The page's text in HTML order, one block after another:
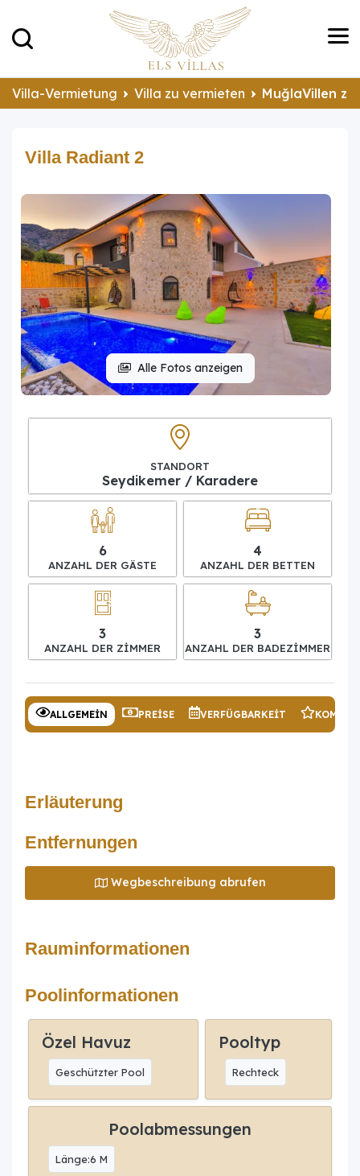
Villa-Vermietung Villa zu vermieten MuğlaVillen
Villa Radiant 2
Alle Fotos anzeigen
STANDORT
Seydikemer / Karadere
6
ANZAHL DER GÄSTE
4
ANZAHL DER BETTEN
3
ANZAHL DER ZIMMER
3
ANZAHL DER BADEZIMMER
ALLGEMEIN PREISE VERFÜGBARKEIT
Erläuterung
Entfernungen
Wegbeschreibung abrufen
Rauminformationen
Poolinformationen
Özel Havuz
Geschützter Pool
Pooltyp
Rechteck
Poolabmessungen
Länge:6 M